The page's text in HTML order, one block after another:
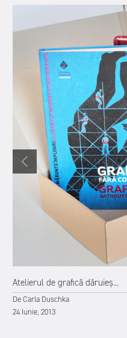
Atelierul de grafică dăruieș...
DeCarla Duschka
24 Iunie, 2013